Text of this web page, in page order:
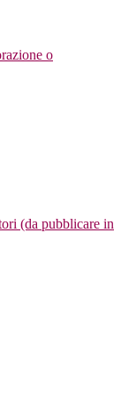
o
(da pubblicare in